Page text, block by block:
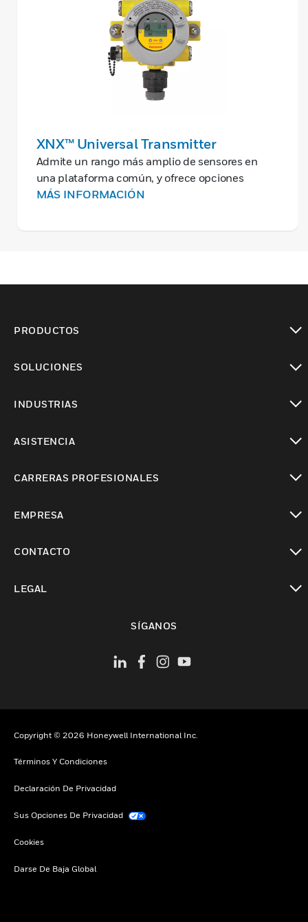
XNX™ Universal Transmitter
Admite un rango más amplio de sensores en
una plataforma común, y ofrece opciones
modulares de entradas y salidas (lo que permite
Resumen de especificaciones
MÁS INFORMACIÓN
PRODUCTOS
SOLUCIONES
INDUSTRIAS
ASISTENCIA
CARRERAS PROFESIONALES
EMPRESA
CONTACTO
LEGAL
SÍGANOS
Copyright © 2026 Honeywell International Inc.
Términos Y Condiciones
Declaración De Privacidad
Sus Opciones De Privacidad
Cookies
Darse De Baja Global